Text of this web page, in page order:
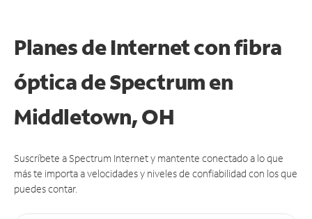
Planes de Internet con fibra
óptica de Spectrum en
Middletown, OH
Suscríbete a Spectrum Internet y mantente conectado a lo que
más te importa a velocidades y niveles de confiabilidad con los que
puedes contar.